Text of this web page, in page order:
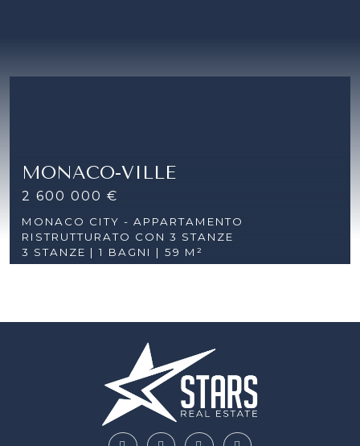
MONACO-VILLE
2 600 000 €
MONACO CITY - APPARTAMENTO
RISTRUTTURATO CON 3 STANZE
3 STANZE |1 BAGNI | 59 M²